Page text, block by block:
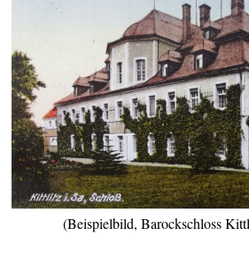
(Beispielbild, Barockschloss